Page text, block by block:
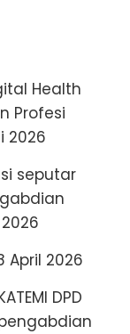
Health
Profesi
2026
seputar
April 2026
DPD